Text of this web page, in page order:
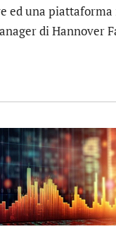
ed una
di Hannover